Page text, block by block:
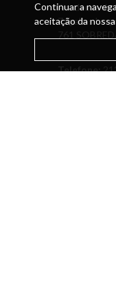
Academia de
Zagallos
761 SOBREDA
Telefone:
Continuar a
aceitação da